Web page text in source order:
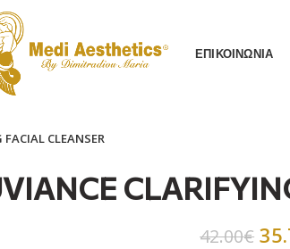
ΕΠΙΚΟΙΝΩΝΙΑ
CLEANSER
42.00€